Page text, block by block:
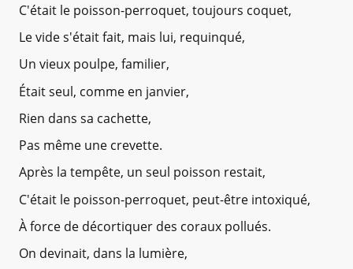
C'était le poisson-perroquet, toujours coquet,
Le vide s'était fait, mais lui, requinqué,
Un vieux poulpe, familier,
Était seul, comme en janvier,
Rien dans sa cachette,
Pas même une crevette.
Après la tempête, un seul poisson restait,
C'était le poisson-perroquet, peut-être intoxiqué,
À force de décortiquer des coraux pollués.
On devinait, dans la lumière,